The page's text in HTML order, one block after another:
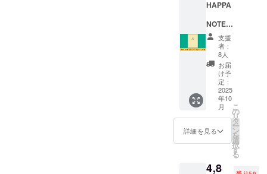
HAPPA
NOTEを子ど
もにプレゼ
ントし、親
元を巣立っ
た子どもの
人生に寄り
添い、そっ
と応援
（ハッパを
続ける、そ
り）を
たしま
す。 ‐お
礼メー
ル ‐オリ
ジナル
緑茶
ティー
バック
（3包入
り）
（山田
茶園さ
ケージ
HAPPA
NOTE（
ハッパ
ノー
ト）ダ
イジェ
スト版 ‐
ページ
数 表紙
含めて8
ページ
のダイ
ジェス
ト版を
お送り
‐A5サイ
支援
者：
8人
お届
け予
定：
2025
年10
月
詳細を見る
こ
の
リ
タ
ー
ン
を
選
択
す
る
4,8